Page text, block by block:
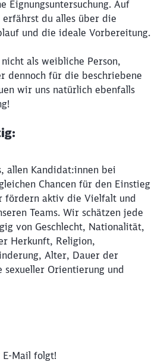
Eignungsuntersuchung. Auf
du alles über die
und die ideale Vorbereitung.
als weibliche Person,
dennoch für die beschriebene
wir uns natürlich ebenfalls
allen Kandidat:innen bei
Chancen für den Einstieg
fördern aktiv die Vielfalt und
Teams. Wir schätzen jede
von Geschlecht, Nationalität,
Herkunft, Religion,
Alter, Dauer der
Orientierung und
E‑Mail folgt!